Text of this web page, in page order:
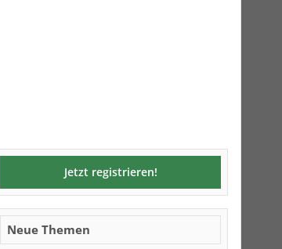
Jetzt registrieren!
Neue Themen